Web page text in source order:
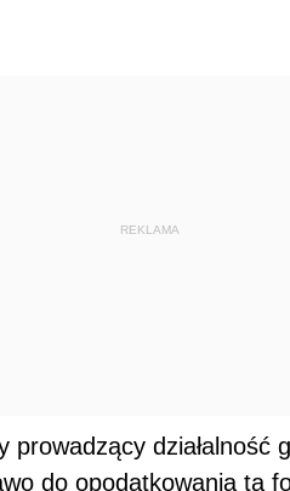
REKLAMA
działalność
do opodatkowania tą